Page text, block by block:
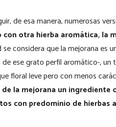
de esa manera, numerosas
con otra hierba aromática, la
considera que la mejorana es
ese grato perfil aromático-, un
floral leve pero con menos
la mejorana un ingrediente
con predominio de hierbas